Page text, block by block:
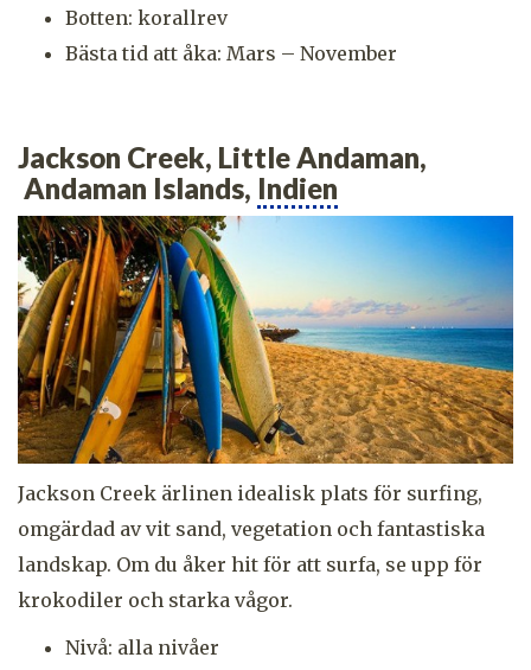
Botten: korallrev
Bästa tid att åka: Mars – November
Jackson Creek, Little Andaman,
Andaman Islands, Indien
Jackson Creek ärlinen idealisk plats för surfing,
omgärdad av vit sand, vegetation och fantastiska
landskap. Om du åker hit för att surfa, se upp för
krokodiler och starka vågor.
Nivå: alla nivåer